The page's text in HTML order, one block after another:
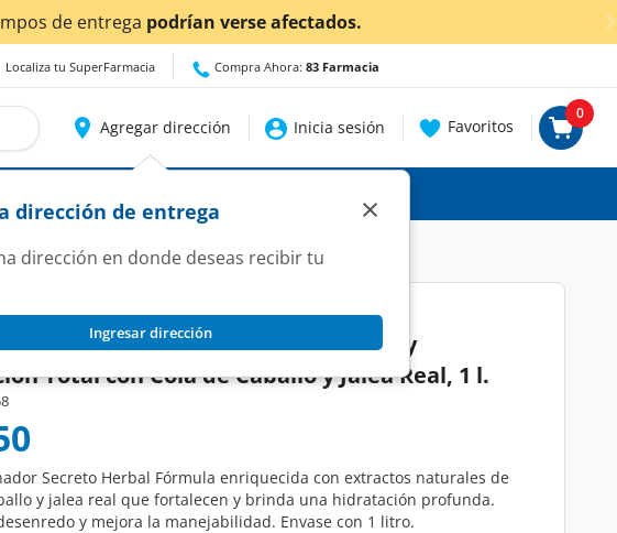
Daclic aquípara conocer detalles.
Localiza tu SuperFarmacia Compra Ahora: 83 Farmacia
Agregar dirección
dirección de entrega
dirección en donde deseas recibir tu
Ingresar dirección
×
Inicia sesión Favoritos
0
Secreto Herbal Crecimiento y
Total con Cola de Caballo y Jalea Real, 1 l.
Secreto Herbal Fórmula enriquecida con extractos naturales de
y jalea real que fortalecen y brinda una hidratación profunda.
y mejora la manejabilidad. Envase con 1 litro.